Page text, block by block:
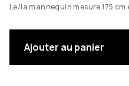
Le/la mannequin mesure 175 cm
Ajouter au panier